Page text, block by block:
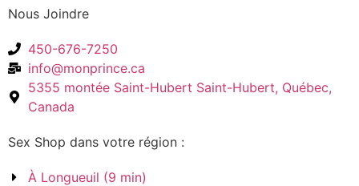
Nous Joindre
450-676-7250
info@monprince.ca
5355 montée Saint-Hubert Saint-Hubert, Québec,
Canada
Sex Shop dans votre région :
À Longueuil (9 min)